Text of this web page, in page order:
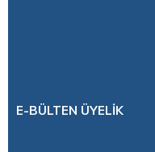
E-BÜLTEN ÜYELİK